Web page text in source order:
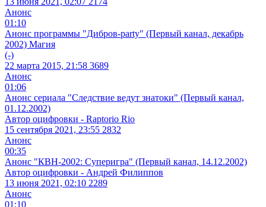
Анонс
01:10
Анонс программы "Дибров-party" (Первый канал, декабрь
2002) Магия
(-)
22 марта 2015, 21:58 3689
Анонс
01:06
Анонс сериала "Следствие ведут знатоки" (Первый канал,
01.12.2002)
Автор оцифровки - Raptorio Rio
15 сентября 2021, 23:55 2832
Анонс
00:35
Анонс "КВН-2002: Суперигра" (Первый канал, 14.12.2002)
Автор оцифровки - Андрей Филиппов
13 июня 2021, 02:10 2289
Анонс
01:10